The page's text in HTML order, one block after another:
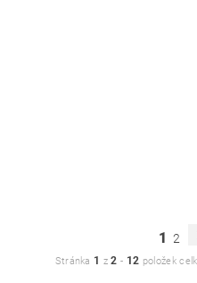
1 2
Stránka 1 z2 - 12 položek